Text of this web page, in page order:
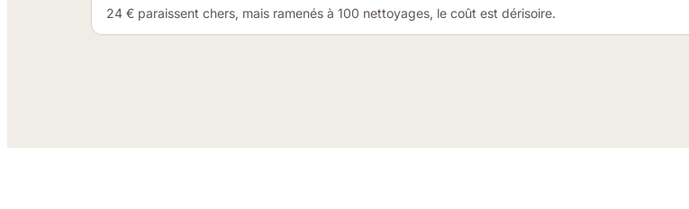
24 € paraissent chers, mais ramenés à 100 nettoyages, le coût est dérisoire.